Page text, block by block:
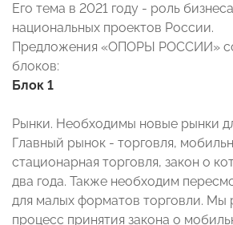
Его тема в 2021 году - роль
национальных проектов России.
Предложения «ОПОРЫ РОССИИ»
блоков:
Блок 1
Рынки. Необходимы новые рынки
Главный рынок - торговля,
стационарная торговля, закон о
два года. Также необходим
для малых форматов торговли. Мы
процесс принятия закона о